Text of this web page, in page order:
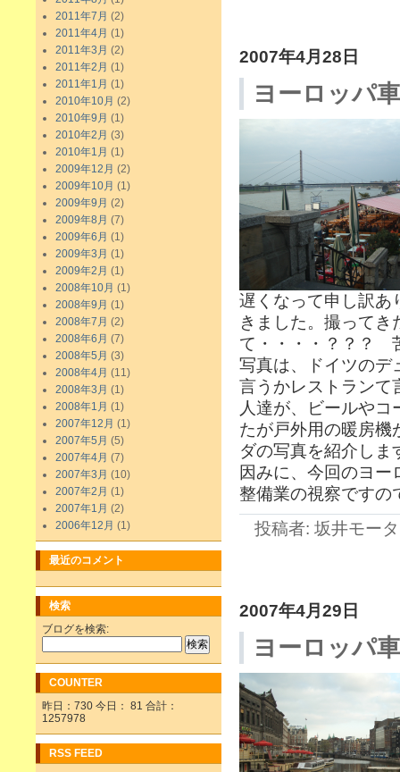
2011年7月 (2)
2011年4月 (1)
2011年3月 (2)
2011年2月 (1)
2011年1月 (1)
2010年10月 (2)
2010年9月 (1)
2010年2月 (3)
2010年1月 (1)
2009年12月 (2)
2009年10月 (1)
2009年9月 (2)
2009年8月 (7)
2009年6月 (1)
2009年3月 (1)
2009年2月 (1)
2008年10月 (1)
2008年9月 (1)
2008年7月 (2)
2008年6月 (7)
2008年5月 (3)
2008年4月 (11)
2008年3月 (1)
2008年1月 (1)
2007年12月 (1)
2007年5月 (5)
2007年4月 (7)
2007年3月 (10)
2007年2月 (1)
2007年1月 (2)
2006年12月 (1)
最近のコメント
検索
ブログを検索:
COUNTER
昨日：730 今日： 81 合計：
1257978
RSS FEED
2007年4月28日
ヨーロッパ
遅くなって申し訳あ
きました。撮って
て・・・・？？？
写真は、ドイツのデ
言うかレストランて
人達が、ビールや
たが戸外用の暖房機
ダの写真を紹介しま
因みに、今回のヨ
整備業の視察ですの
投稿者: 坂井モー
2007年4月29日
ヨーロッパ